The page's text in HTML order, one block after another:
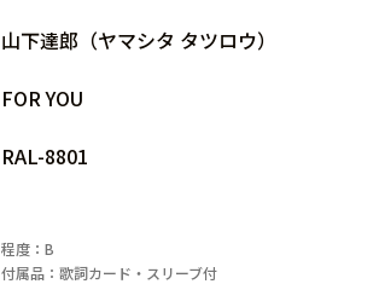
山下達郎（ヤマシタ タツロウ）
FOR YOU
RAL-8801
程度：B
付属品：歌詞カード・スリーブ付